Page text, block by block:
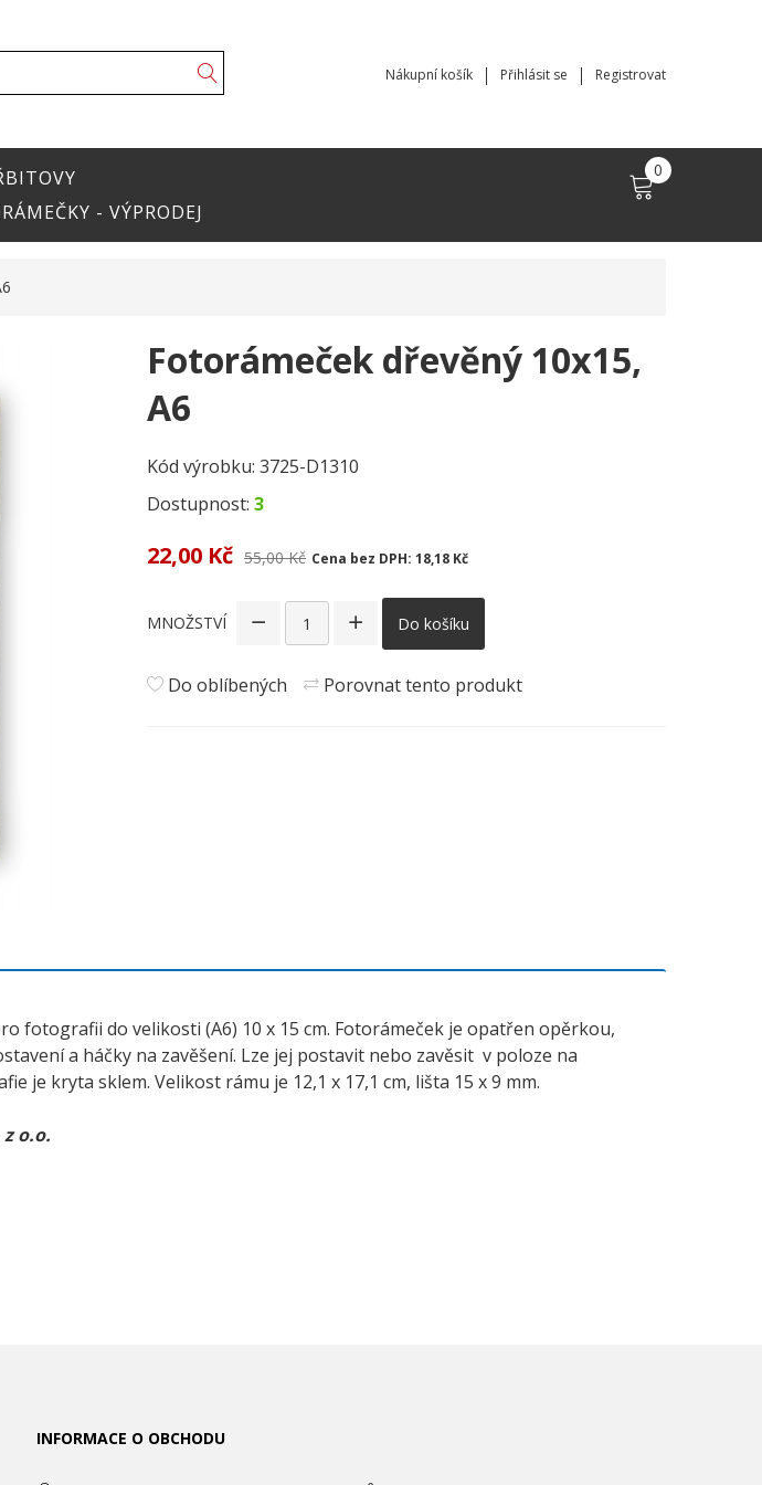
Nákupní košík Přihlásit se Registrovat
- VÝPRODEJ
0
Fotorámeček dřevěný 10x15,
A6
Kód výrobku: 3725-D1310
Dostupnost: 3
22,00 Kč 55,00 Kč Cena bez DPH: 18,18 Kč
MNOŽSTVÍ Do košíku
Do oblíbených Porovnat tento produkt
fotografii do velikosti (A6) 10 x 15 cm. Fotorámeček je opatřen opěrkou,
a háčky na zavěšení. Lze jej postavit nebo zavěsit v poloze na
je kryta sklem. Velikost rámu je 12,1 x 17,1 cm, lišta 15 x 9 mm.
z o.o.
INFORMACE O OBCHODU